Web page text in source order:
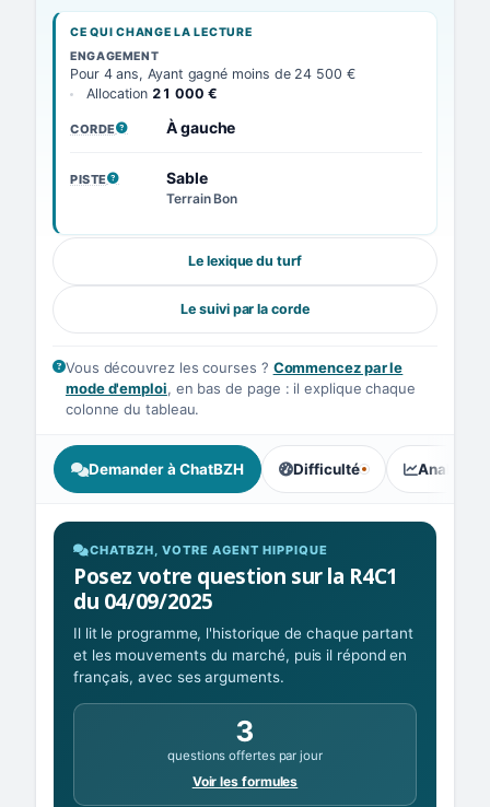
CE QUI CHANGE LA LECTURE
ENGAGEMENT
Pour 4 ans, Ayant gagné moins de 24 500 €
Allocation 21 000 €
CORDE
, VOIR LA DÉFINITION
À gauche
PISTE
, VOIR LA DÉFINITION
Sable
Terrain Bon
Le lexique du turf
Le suivi par la corde
Vous découvrez les courses ? Commencez par le
mode d'emploi, en bas de page : il explique chaque
colonne du tableau.
Demander à ChatBZH Difficulté
, tendance des parieurs :
Analyse
CHATBZH, VOTRE AGENT HIPPIQUE
Posez votre question sur la R4C1
du 04/09/2025
Il lit le programme, l'historique de chaque partant
et les mouvements du marché, puis il répond en
français, avec ses arguments.
3
questions offertes par jour
Voir les formules